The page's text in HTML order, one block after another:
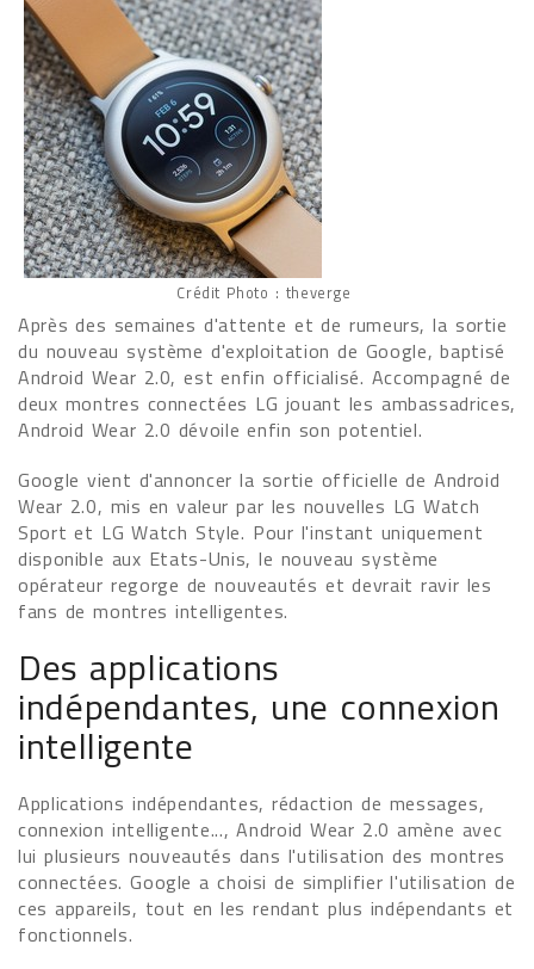
Crédit Photo : theverge
Après des semaines d'attente et de rumeurs, la sortie
du nouveau système d'exploitation de Google, baptisé
Android Wear 2.0, est enfin officialisé. Accompagné de
deux montres connectées LG jouant les ambassadrices,
Android Wear 2.0 dévoile enfin son potentiel.
Google vient d'annoncer la sortie officielle de Android
Wear 2.0, mis en valeur par les nouvelles LG Watch
Sport et LG Watch Style. Pour l'instant uniquement
disponible aux Etats-Unis, le nouveau système
opérateur regorge de nouveautés et devrait ravir les
fans de montres intelligentes.
Des applications
indépendantes, une connexion
intelligente
Applications indépendantes, rédaction de messages,
connexion intelligente..., Android Wear 2.0 amène avec
lui plusieurs nouveautés dans l'utilisation des montres
connectées. Google a choisi de simplifier l'utilisation de
ces appareils, tout en les rendant plus indépendants et
fonctionnels.